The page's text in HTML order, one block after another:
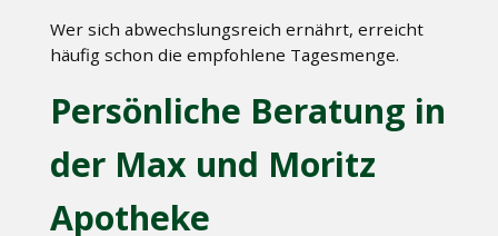
Wer sich abwechslungsreich ernährt, erreicht
häufig schon die empfohlene Tagesmenge.
Persönliche Beratung in
der Max und Moritz
Apotheke